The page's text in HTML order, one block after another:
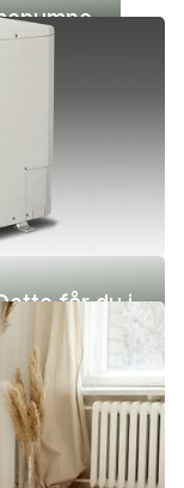
får du i